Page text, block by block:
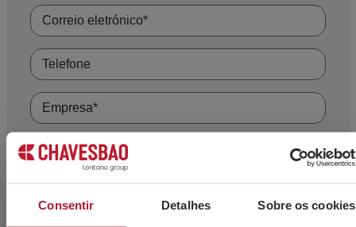
Consentir Detalhes Sobre os cookies